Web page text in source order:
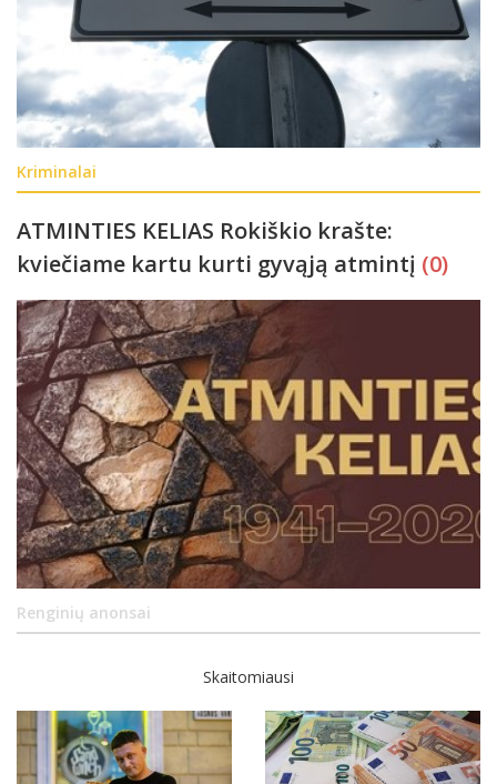
Kriminalai
ATMINTIES KELIAS Rokiškio krašte:
kviečiame kartu kurti gyvąją atmintį (0)
Renginių anonsai
Skaitomiausi